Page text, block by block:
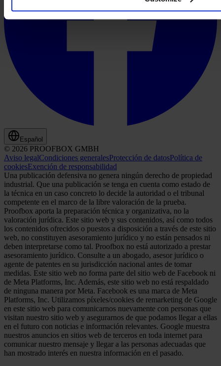
Español
© 2026 PROOFBOX GMBH
Aviso legalCondiciones generalesProtección de datosPolítica de
cookiesExención de responsabilidad
Una publicación defensiva no genera ningún derecho de propiedad
industrial. Que una publicación se tenga en cuenta como estado de
la técnica en un caso concreto lo decide la autoridad o el tribunal
competente en el marco de la libre valoración de la prueba.
Proofbox aporta la preparación técnica y organizativa, no la
valoración jurídica. Este sitio web y sus contenidos, así como todos
los contenidos ofrecidos o puestos a disposición a través de este sitio
web, no constituyen asesoramiento jurídico y no están pensados ni
deben interpretarse como tal. Proofbox no está autorizado a prestar
asesoramiento jurídico. Consulte a un abogado, asesor jurídico o
agente de patentes en su jurisdicción nacional antes de tomar
medidas. Este sitio web no forma parte del sitio web de Facebook ni
de Meta Platforms, Inc. Además, este sitio web no está respaldado
de ninguna manera por Meta. Facebook es una marca de Meta
Platforms, Inc. Utilizamos píxeles/cookies de remarketing de Google
en este sitio web para comunicarnos nuevamente con personas que
visitan nuestro sitio web y asegurarnos de que podamos llegar a ellas
en el futuro con noticias e información relevantes. Google muestra
nuestros anuncios en sitios web de terceros en toda internet para
comunicar nuestro mensaje y llegar a las personas adecuadas que
han mostrado interés en nuestra información en el pasado.